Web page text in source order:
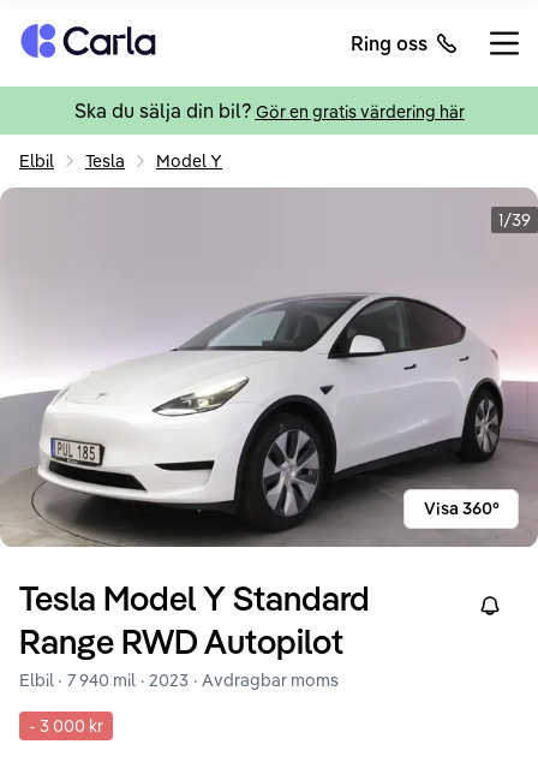
Tillbaka till startsidan Ring oss
Ska du sälja din bil? Gör en gratis värdering här
Elbil Tesla Model Y
1/39
Visa 360°
Tesla Model YStandard
Range RWD Autopilot
Right
Elbil · 7 940 mil · 2023 · Avdragbar moms
- 3 000 kr